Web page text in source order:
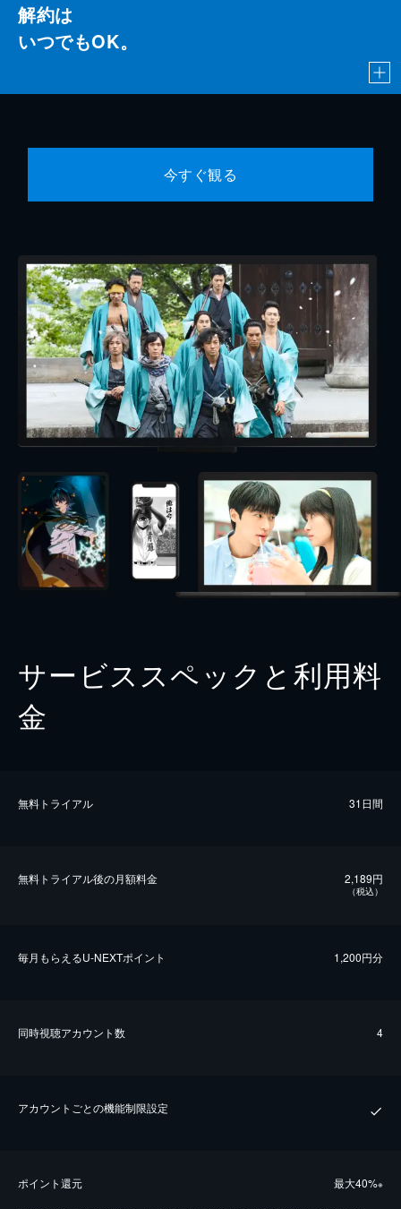
解約は
いつでもOK。
今すぐ観る
サービススペックと利用料
金
無料トライアル 31日間
無料トライアル後の⽉額料金 2,189円
（税込）
毎⽉もらえるU-NEXTポイント 1,200円分
同時視聴アカウント数 4
アカウントごとの機能制限設定
ポイント還元 最⼤40%※